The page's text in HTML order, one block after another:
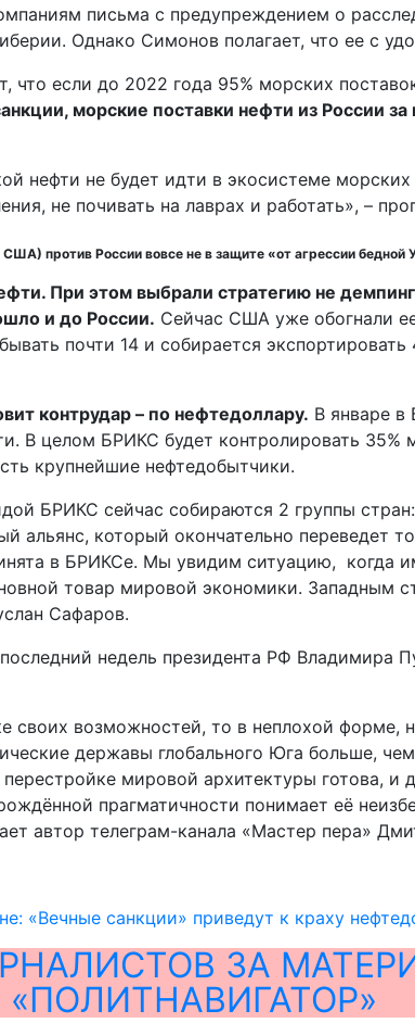
письма с предупреждением о
Однако Симонов полагает, что ее с
что если до 2022 года 95% морских
морские поставки нефти из России
нефти не будет идти в экосистеме
не почивать на лаврах и работать», –
против России вовсе не в защите «от агрессии бедной
При этом выбрали стратегию не
и до России. Сейчас США уже обогнали
почти 14 и собирается
контрудар – по нефтедоллару. В январе в
В целом БРИКС будет контролировать 35%
крупнейшие нефтедобытчики.
БРИКС сейчас собираются 2 группы
альянс, который окончательно переведет
в БРИКСе. Мы увидим ситуацию, когда
товар мировой экономики. Западным
Сафаров.
недель президента РФ Владимира
своих возможностей, то в неплохой форме,
державы глобального Юга больше,
мировой архитектуры готова,
прагматичности понимает её
автор телеграм-канала «Мастер пера»
«Вечные санкции» приведут к краху
ЗА
«ПОЛИТНАВИГАТОР»